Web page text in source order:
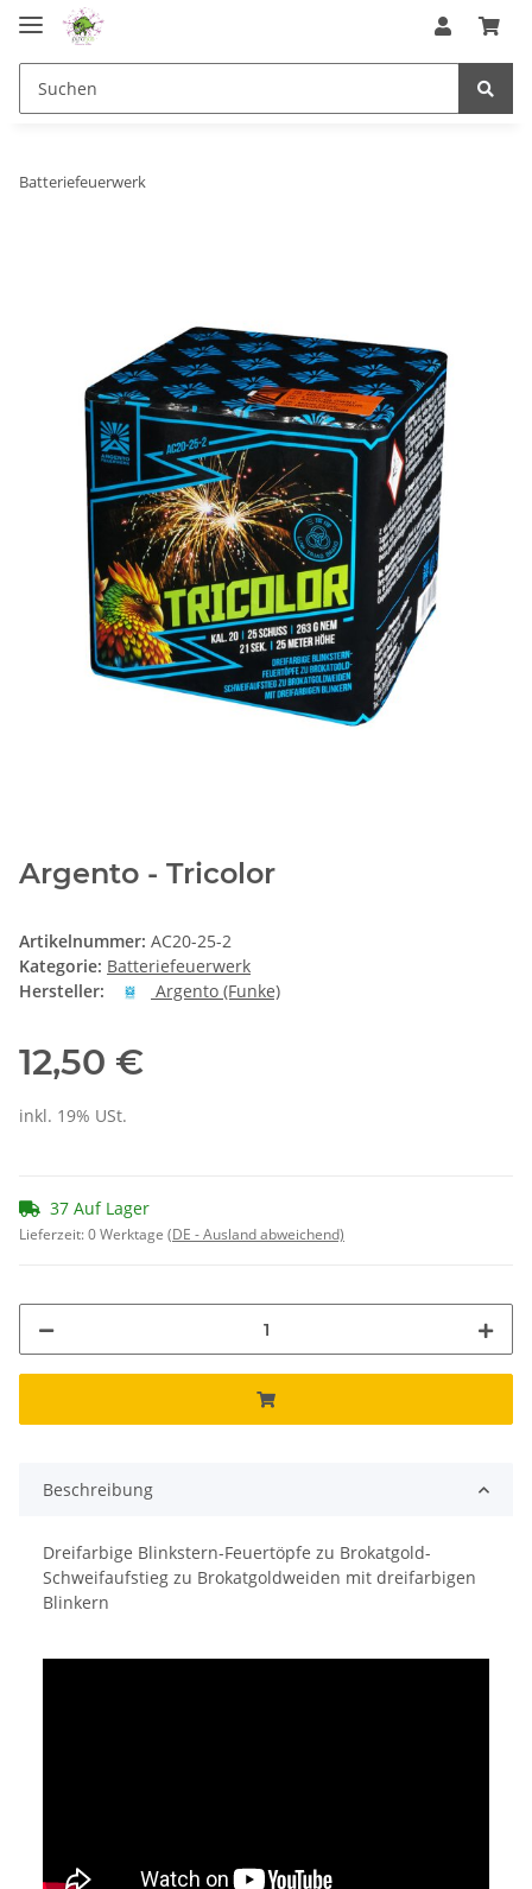
Batteriefeuerwerk
Argento - Tricolor
Artikelnummer: AC20-25-2
Kategorie: Batteriefeuerwerk
Hersteller:
Argento (Funke)
12,50 €
inkl. 19% USt.
37 Auf Lager
Lieferzeit:0 Werktage (DE - Ausland abweichend)
Beschreibung
Dreifarbige Blinkstern-Feuertöpfe zu Brokatgold-
Schweifaufstieg zu Brokatgoldweiden mit dreifarbigen
Blinkern